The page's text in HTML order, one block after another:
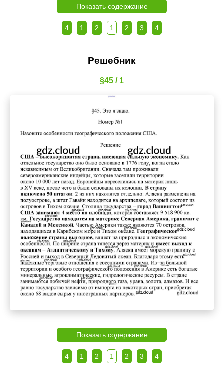
Показать содержание
4 1 2 1 2 3 4
Решебник
§45 / 1
Показать содержание
4 1 2 1 2 3 4